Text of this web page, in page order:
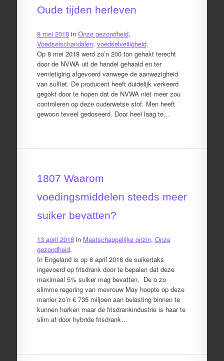
Oude tijden herleven
9 mei 2018in Onze gezondheid,
Voedselschandalen, voedselveiligheid.
Op 8 mei 2018 werd zo’n 200 ton gehakt terecht
door de NVWA uit de handel gehaald en ter
vernietiging afgevoerd vanwege de aanwezigheid
van sulfiet. De producent heeft duidelijk verkeerd
gegokt door te hopen dat de NVWA niet meer zou
controleren op deze ouderwetse stof. Men heeft
gewoon teveel gedoseerd. Door heel laag te…
1807 Waarom
voedingsmiddelen steeds meer
suiker bevatten?
13 april 2018in Maatschappelijke onzin, Onze
gezondheid.
In Engeland is op 6 april 2018 de suikertaks
ingevoerd op frisdrank door te bepalen dat deze
maximaal 5% suiker mag bevatten. De o zo
slimme regering van mevrouw May hoopte op deze
manier zo’n € 735 miljoen aan belasting binnen te
kunnen harken maar de frisdrankindustrie is haar te
slim af door hybride frisdrank…